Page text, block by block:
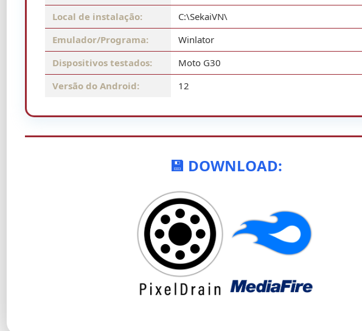
Local de instalação:
C:\SekaiVN\
Emulador/Programa:
Winlator
Dispositivos testados:
Moto G30
Versão do Android:
12
💾 DOWNLOAD: